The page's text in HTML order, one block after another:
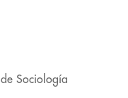
Sociología